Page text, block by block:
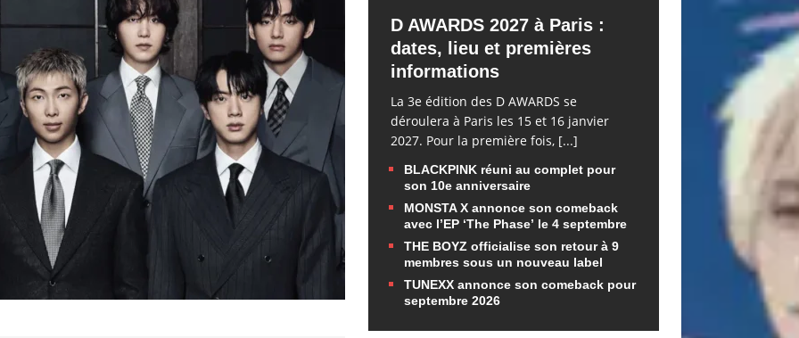
D AWARDS 2027 à Paris :
dates, lieu et premières
informations
La 3e édition des D AWARDS se
déroulera à Paris les 15 et 16 janvier
2027. Pour la première fois, [...]
BLACKPINK réuni au complet pour
son 10e anniversaire
MONSTA X annonce son comeback
avec l’EP ‘The Phase’ le 4 septembre
THE BOYZ officialise son retour à 9
membres sous un nouveau label
TUNEXX annonce son comeback pour
septembre 2026